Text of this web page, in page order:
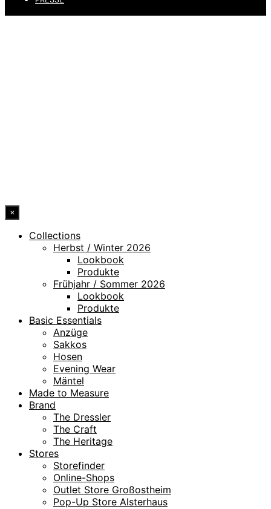
×
Collections
Herbst / Winter 2026
Lookbook
Produkte
Frühjahr / Sommer 2026
Lookbook
Produkte
Basic Essentials
Anzüge
Sakkos
Hosen
Evening Wear
Mäntel
Made to Measure
Brand
The Dressler
The Craft
The Heritage
Stores
Storefinder
Online-Shops
Outlet Store Großostheim
Pop-Up Store Alsterhaus